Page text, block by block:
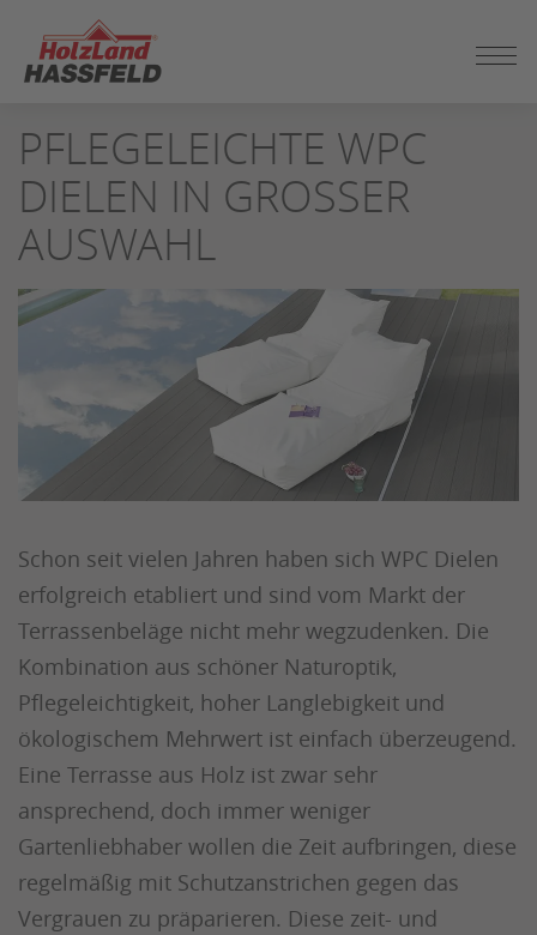
SEITENINHALT
SPRINGEN
PFLEGELEICHTE WPC
DIELEN IN GROSSER A
USWAHL
Schon seit vielen Jahren haben sich WPC Dielen
erfolgreich etabliert und sind vom Markt der
Terrassenbeläge nicht mehr wegzudenken. Die
Kombination aus schöner Naturoptik,
Pflegeleichtigkeit, hoher Langlebigkeit und
ökologischem Mehrwert ist einfach überzeugend.
Eine Terrasse aus Holz ist zwar sehr
ansprechend, doch immer weniger
Gartenliebhaber wollen die Zeit aufbringen, diese
regelmäßig mit Schutzanstrichen gegen das
Vergrauen zu präparieren. Diese zeit- und